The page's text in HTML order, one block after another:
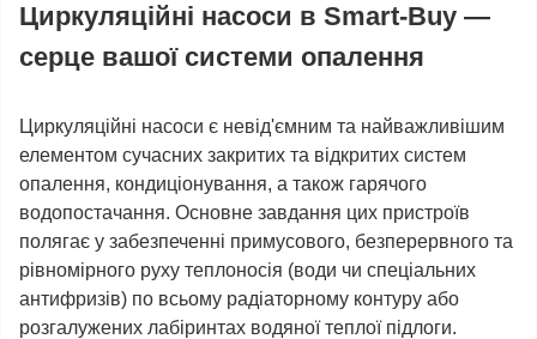
Циркуляційні насоси в Smart-Buy —
серце вашої системи опалення
Циркуляційні насоси є невід'ємним та найважливішим
елементом сучасних закритих та відкритих систем
опалення, кондиціонування, а також гарячого
водопостачання. Основне завдання цих пристроїв
полягає у забезпеченні примусового, безперервного та
рівномірного руху теплоносія (води чи спеціальних
антифризів) по всьому радіаторному контуру або
розгалужених лабіринтах водяної теплої підлоги.